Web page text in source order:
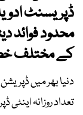
ڈپریسنٹ
محدود
کے مختلف
تعداد روزانہ